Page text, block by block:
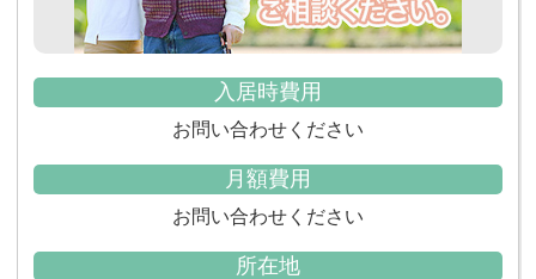
入居時費用
お問い合わせください
月額費用
お問い合わせください
所在地